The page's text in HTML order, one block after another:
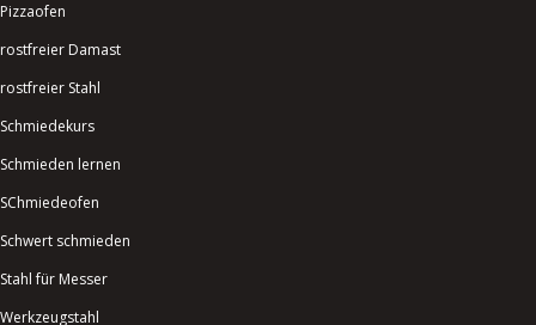
Pizzaofen
rostfreier Damast
rostfreier Stahl
Schmiedekurs
Schmieden lernen
SChmiedeofen
Schwert schmieden
Stahl für Messer
Werkzeugstahl